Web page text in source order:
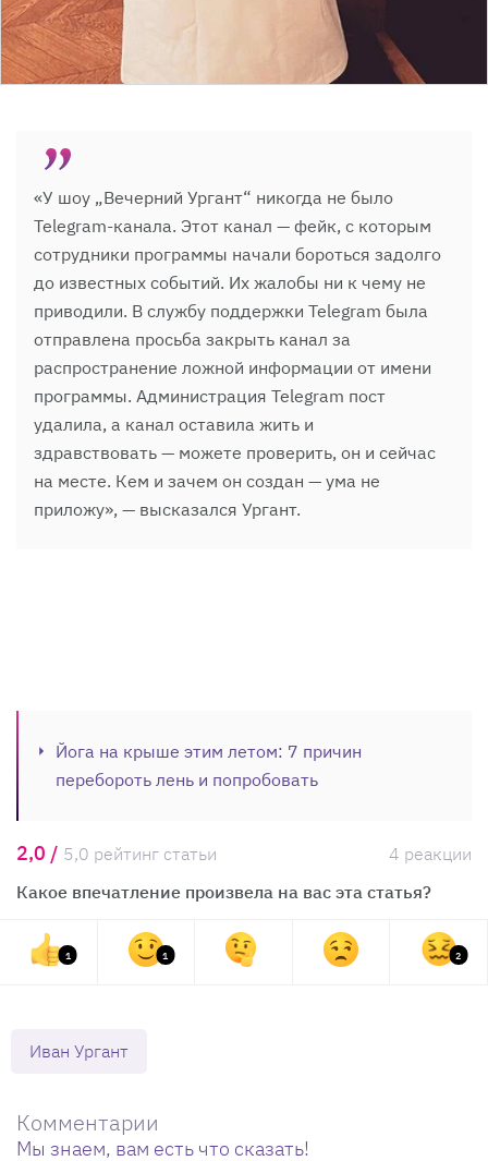
«У шоу „Вечерний Ургант“ никогда не было
Telegram-канала. Этот канал — фейк, с которым
сотрудники программы начали бороться задолго
до известных событий. Их жалобы ни к чему не
приводили. В службу поддержки Telegram была
отправлена просьба закрыть канал за
распространение ложной информации от имени
программы. Администрация Telegram пост
удалила, а канал оставила жить и
здравствовать — можете проверить, он и сейчас
на месте. Кем и зачем он создан — ума не
приложу», — высказался Ургант.
Йога на крыше этим летом: 7 причин
перебороть лень и попробовать
2,0 / 5,0 рейтинг статьи
4 реакции
Какое впечатление произвела на вас эта статья?
1 1 2
Иван Ургант
Комментарии
Мы знаем, вам есть что сказать!